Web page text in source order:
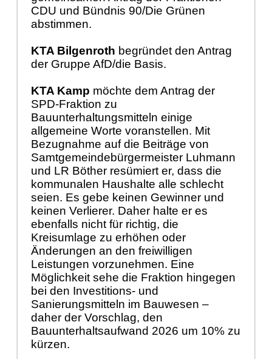
CDU und Bündnis 90/Die Grünen
abstimmen.
KTA Bilgenroth begründet den Antrag
der Gruppe AfD/die Basis.
KTA Kamp möchte dem Antrag der
SPD-Fraktion zu
Bauunterhaltungsmitteln einige
allgemeine Worte voranstellen. Mit
Bezugnahme auf die Beiträge von
Samtgemeindebürgermeister Luhmann
und LR Böther resümiert er, dass die
kommunalen Haushalte alle schlecht
seien. Es gebe keinen Gewinner und
keinen Verlierer. Daher halte er es
ebenfalls nicht für richtig, die
Kreisumlage zu erhöhen oder
Änderungen an den freiwilligen
Leistungen vorzunehmen. Eine
Möglichkeit sehe die Fraktion hingegen
bei den Investitions- und
Sanierungsmitteln im Bauwesen –
daher der Vorschlag, den
Bauunterhaltsaufwand 2026 um 10% zu
kürzen.